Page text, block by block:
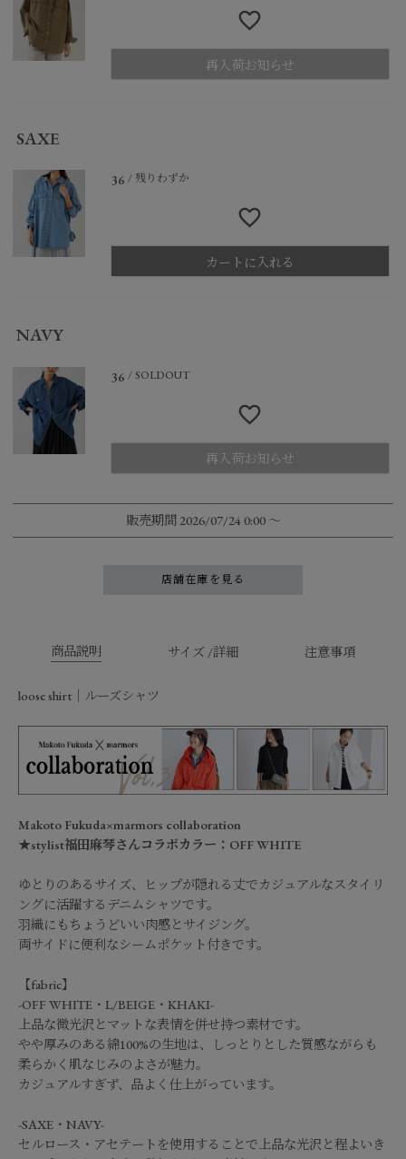
再入荷お知らせ
SAXE
36 残りわずか
カートに入れる
NAVY
36 SOLDOUT
再入荷お知らせ
販売期間 2026/07/24 0:00 〜
店舗在庫を見る
商品説明 サイズ /詳細 注意事項
loose shirt｜ルーズシャツ
Makoto Fukuda×marmors collaboration
★stylist福田麻琴さんコラボカラー：OFF WHITE
ゆとりのあるサイズ、ヒップが隠れる丈でカジュアルなスタイリ
ングに活躍するデニムシャツです。
羽織にもちょうどいい肉感とサイジング。
両サイドに便利なシームポケット付きです。
【fabric】
-OFF WHITE・L/BEIGE・KHAKI-
上品な微光沢とマットな表情を併せ持つ素材です。
やや厚みのある綿100%の生地は、しっとりとした質感ながらも
柔らかく肌なじみのよさが魅力。
カジュアルすぎず、品よく仕上がっています。
-SAXE・NAVY-
セルロース・アセテートを使用することで上品な光沢と程よいき